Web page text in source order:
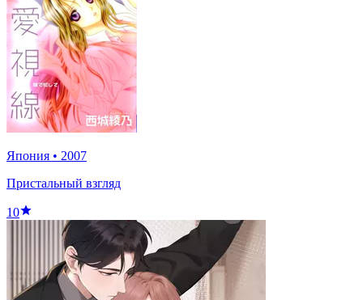
Япония • 2007
Пристальный взгляд
10